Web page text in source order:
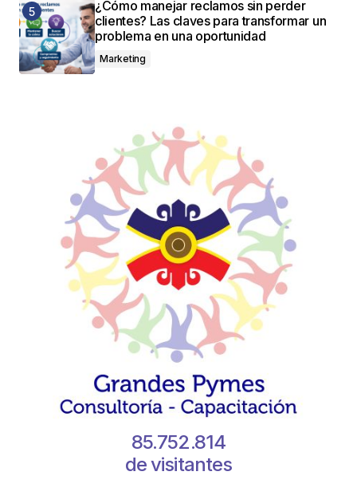
¿Cómo manejar reclamos sin perder
clientes? Las claves para transformar un
problema en una oportunidad
Marketing
85.752.814
de visitantes